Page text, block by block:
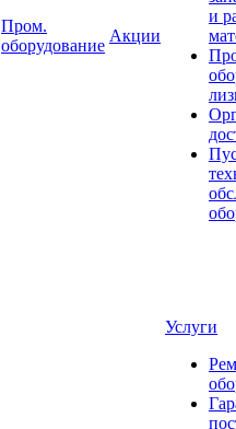
Пром.
оборудование
Акции
и
Услуги